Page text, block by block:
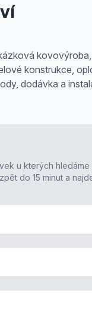
konstrukce,
dodávka a
u kterých hledáme
do 15 minut a